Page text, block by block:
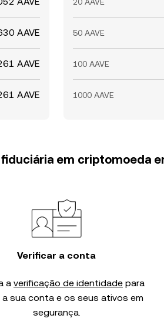
AAVE
AAVE
AAVE
50 AAVE
100 AAVE
1000 AAVE
em criptomoeda
Verificar a conta
a verificação de identidade para
a sua conta e os seus ativos em
segurança.